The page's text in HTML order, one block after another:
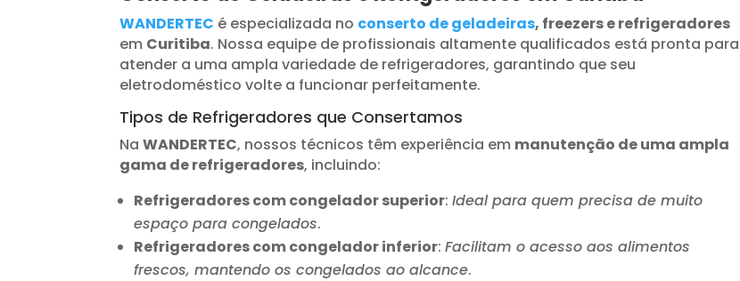
WANDERTEC é especializada no conserto de geladeiras, freezers e refrigeradores
em Curitiba. Nossa equipe de profissionais altamente qualificados está pronta para
atender a uma ampla variedade de refrigeradores, garantindo que seu
eletrodoméstico volte a funcionar perfeitamente.
Tipos de Refrigeradores que Consertamos
NaWANDERTEC, nossos técnicos têm experiência em manutenção de uma ampla
gama de refrigeradores, incluindo:
Refrigeradores com congelador superior:Ideal para quem precisa de muito
espaço para congelados.
Refrigeradores com congelador inferior:Facilitam o acesso aos alimentos
frescos, mantendo os congelados ao alcance.